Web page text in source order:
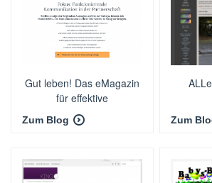
Gut leben! Das eMagazin
für effektive
Paarkommunikation
Zum Blog Zum